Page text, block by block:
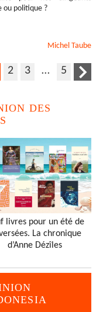
ou politique ?
Michel Taube
2 3 … 5
DES
livres pour un été de
La chronique
d’Anne Dézîles